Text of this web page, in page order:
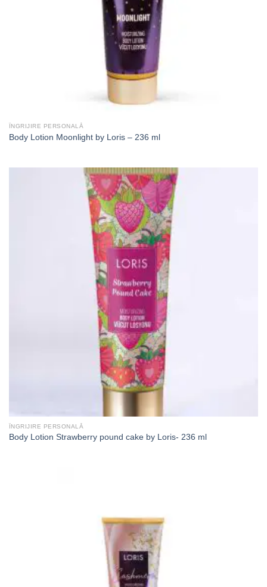
ÎNGRIJIRE PERSONALĂ
Body Lotion Moonlight by Loris – 236 ml
ÎNGRIJIRE PERSONALĂ
Body Lotion Strawberry pound cake by Loris- 236 ml